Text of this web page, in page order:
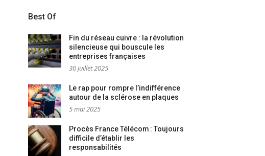
Best Of
Fin du réseau cuivre : la révolution
silencieuse qui bouscule les
entreprises françaises
30 juillet 2025
Le rap pour rompre l’indifférence
autour de la sclérose en plaques
5 mai 2025
Procès France Télécom : Toujours
difficile d’établir les
responsabilités